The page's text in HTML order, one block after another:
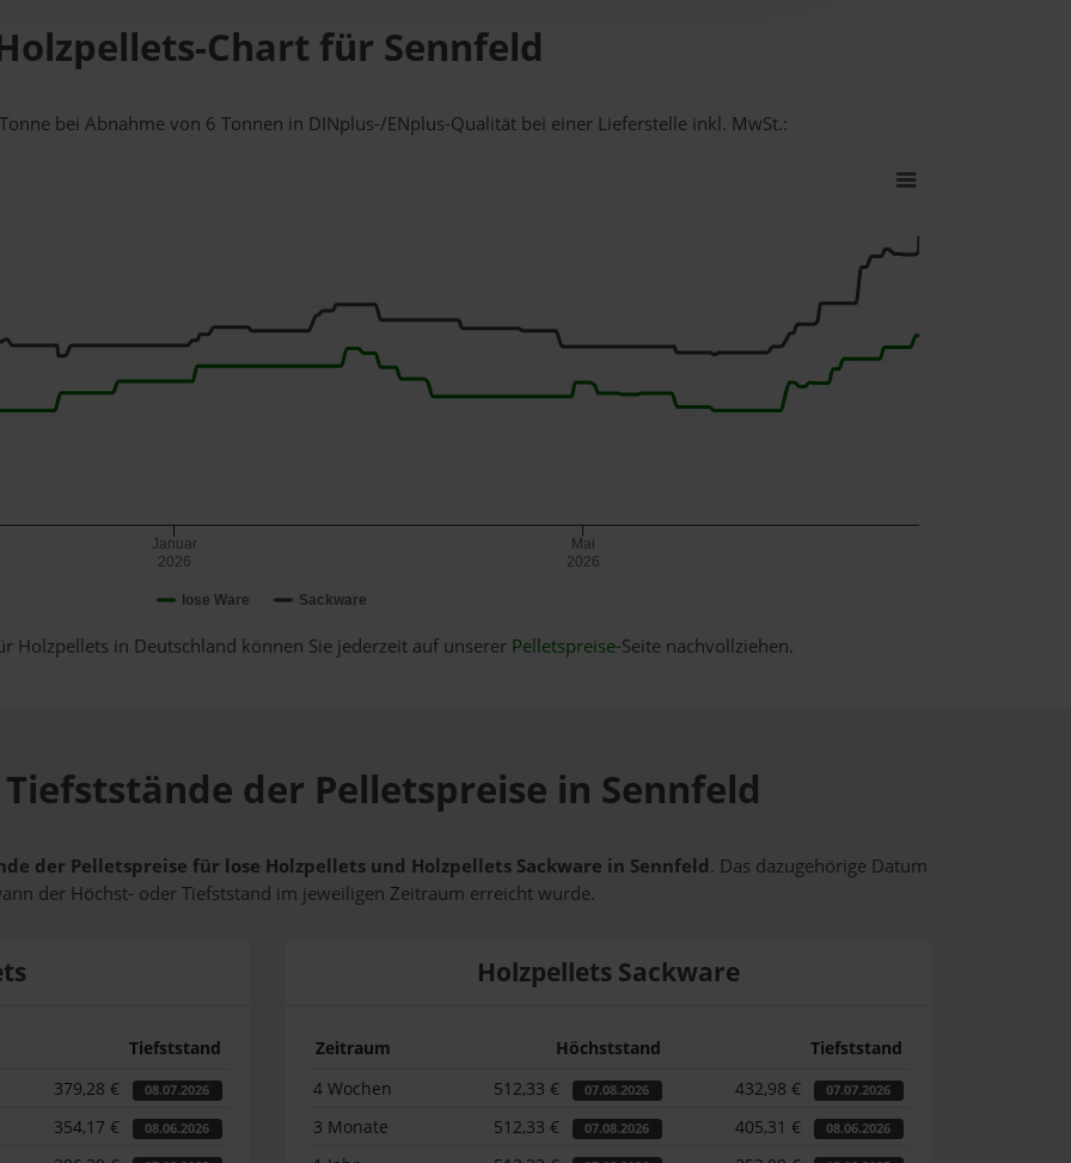
Chart für Sennfeld
bei Abnahmevon 6 Tonnen in DINplus-/ENplus-Qualität bei einer Lieferstelle inkl. MwSt.:
lose Ware Sackware
Januar
2026
Mai
2026
Holzpellets in Deutschland können Sie jederzeit auf unserer Pelletspreise-Seite nachvollziehen.
der Pelletspreise in Sennfeld
der Pelletspreise für lose Holzpellets und Holzpellets Sackware in Sennfeld. Das dazugehörige Datum
der Höchst- oder Tiefststand im jeweiligen Zeitraum erreicht wurde.
Tiefststand
379,28 € 08.07.2026
354,17 € 08.06.2026
Holzpellets Sackware
Zeitraum Höchststand
Tiefststand
4 Wochen
512,33 € 07.08.2026 432,98 € 07.07.2026
3 Monate 512,33 € 07.08.2026 405,31 € 08.06.2026